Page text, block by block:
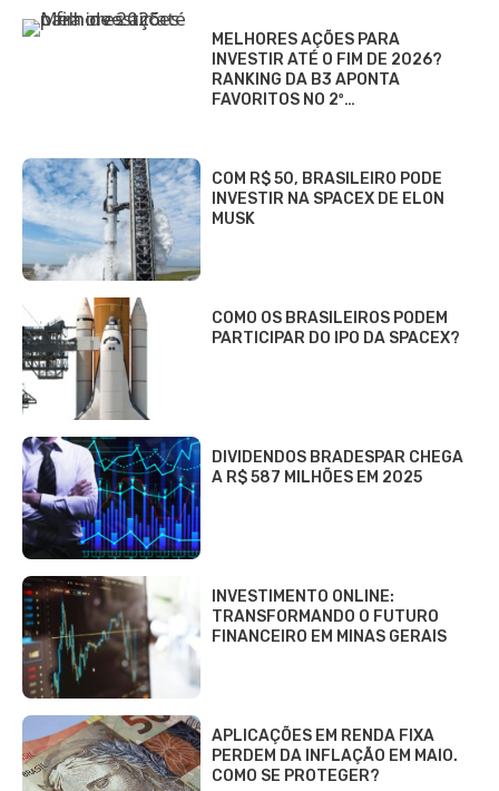
MELHORES AÇÕES PARA
INVESTIR ATÉ O FIM DE 2026?
RANKING DA B3 APONTA
FAVORITOS NO 2º…
COM R$ 50, BRASILEIRO PODE
INVESTIR NA SPACEX DE ELON
MUSK
COMO OS BRASILEIROS PODEM
PARTICIPAR DO IPO DA SPACEX?
DIVIDENDOS BRADESPAR CHEGA
A R$ 587 MILHÕES EM 2025
INVESTIMENTO ONLINE:
TRANSFORMANDO O FUTURO
FINANCEIRO EM MINAS GERAIS
APLICAÇÕES EM RENDA FIXA
PERDEM DA INFLAÇÃO EM MAIO.
COMO SE PROTEGER?